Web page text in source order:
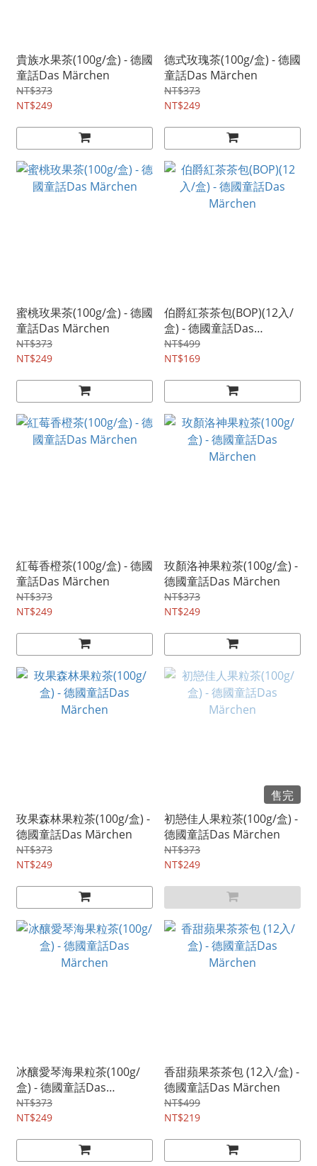
貴族水果茶(100g/盒) - 德國
童話Das Märchen
NT$373
NT$249
德式玫瑰茶(100g/盒) - 德國
童話Das Märchen
NT$373
NT$249
蜜桃玫果茶(100g/盒) - 德國
童話Das Märchen
NT$373
NT$249
伯爵紅茶茶包(BOP)(12入/
盒) - 德國童話Das
Märchen
NT$499
NT$169
紅莓香橙茶(100g/盒) - 德國
童話Das Märchen
NT$373
NT$249
玫顏洛神果粒茶(100g/盒) -
德國童話Das Märchen
NT$373
NT$249
玫果森林果粒茶(100g/盒) -
德國童話Das Märchen
NT$373
NT$249
售完
初戀佳人果粒茶(100g/盒) -
德國童話Das Märchen
NT$373
NT$249
冰釀愛琴海果粒茶(100g/
盒) - 德國童話Das
Märchen
NT$373
NT$249
香甜蘋果茶茶包 (12入/盒) -
德國童話Das Märchen
NT$499
NT$219